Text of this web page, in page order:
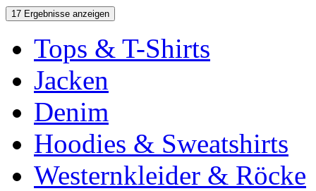
17 Ergebnisse anzeigen
Tops & T-Shirts
Jacken
Denim
Hoodies & Sweatshirts
Westernkleider & Röcke